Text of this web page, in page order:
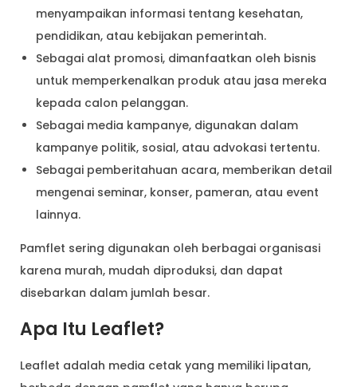
menyampaikan informasi tentang kesehatan,
pendidikan, atau kebijakan pemerintah.
Sebagai alat promosi, dimanfaatkan oleh bisnis
untuk memperkenalkan produk atau jasa mereka
kepada calon pelanggan.
Sebagai media kampanye, digunakan dalam
kampanye politik, sosial, atau advokasi tertentu.
Sebagai pemberitahuan acara, memberikan detail
mengenai seminar, konser, pameran, atau event
lainnya.
Pamflet sering digunakan oleh berbagai organisasi
karena murah, mudah diproduksi, dan dapat
disebarkan dalam jumlah besar.
Apa Itu Leaflet?
Leaflet adalah media cetak yang memiliki lipatan,